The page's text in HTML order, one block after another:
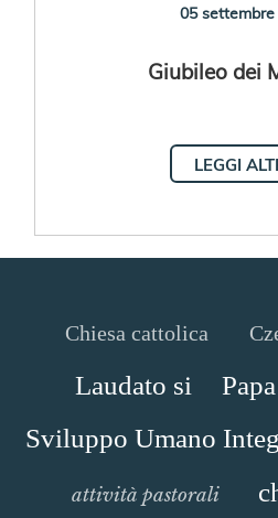
05
Giubileo dei
LEGGI
Chiesa cattolica
Laudato si
Sviluppo Umano
attività pastorali